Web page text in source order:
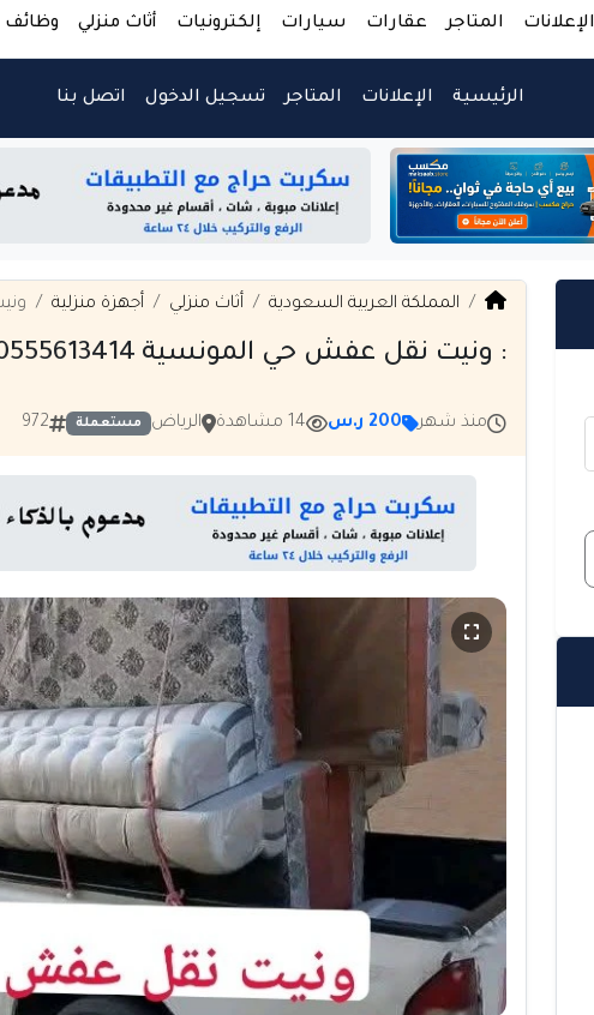
الإعلانات المتاجر عقارات سيارات إلكترونيات أثاث منزلي وظائف
الرئيسية الإعلانات المتاجر تسجيل الدخول اتصل بنا
المملكة العربية السعودية أثاث منزلي أجهزة منزلية
: ونيت نقل عفش حي المونسية 0555613414
منذ شهر 200 ر.س 14 مشاهدة الرياض مستعملة 972